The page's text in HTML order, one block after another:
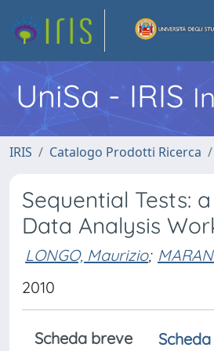
UniSa - IRIS
IRIS Catalogo Prodotti Ricerca
Sequential Tests:
Data Analysis
LONGO, Maurizio;
2010
Scheda breve